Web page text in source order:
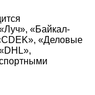
«Байкал-
«Деловые